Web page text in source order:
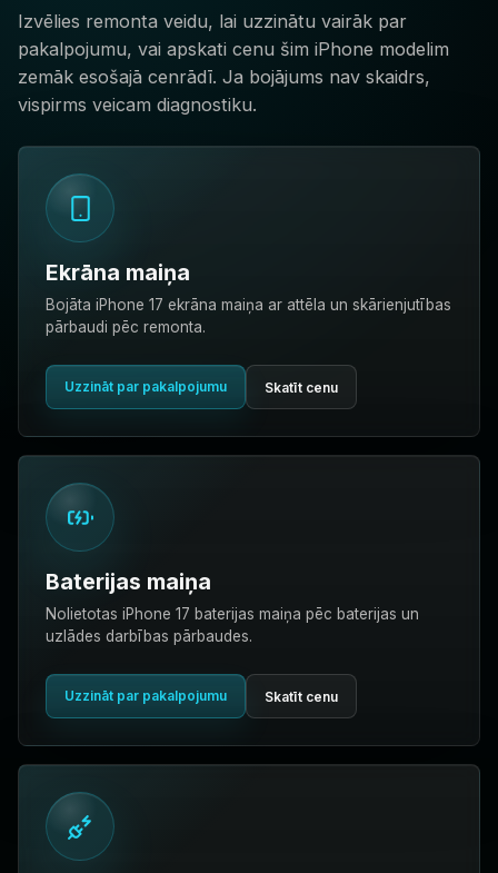
Izvēlies remonta veidu, lai uzzinātu vairāk par
pakalpojumu, vai apskati cenu šim iPhone modelim
zemāk esošajā cenrādī. Ja bojājums nav skaidrs,
vispirms veicam diagnostiku.
Ekrāna maiņa
Bojāta iPhone 17 ekrāna maiņa ar attēla un skārienjutības
pārbaudi pēc remonta.
Uzzināt par pakalpojumu Skatīt cenu
Baterijas maiņa
Nolietotas iPhone 17 baterijas maiņa pēc baterijas un
uzlādes darbības pārbaudes.
Uzzināt par pakalpojumu Skatīt cenu